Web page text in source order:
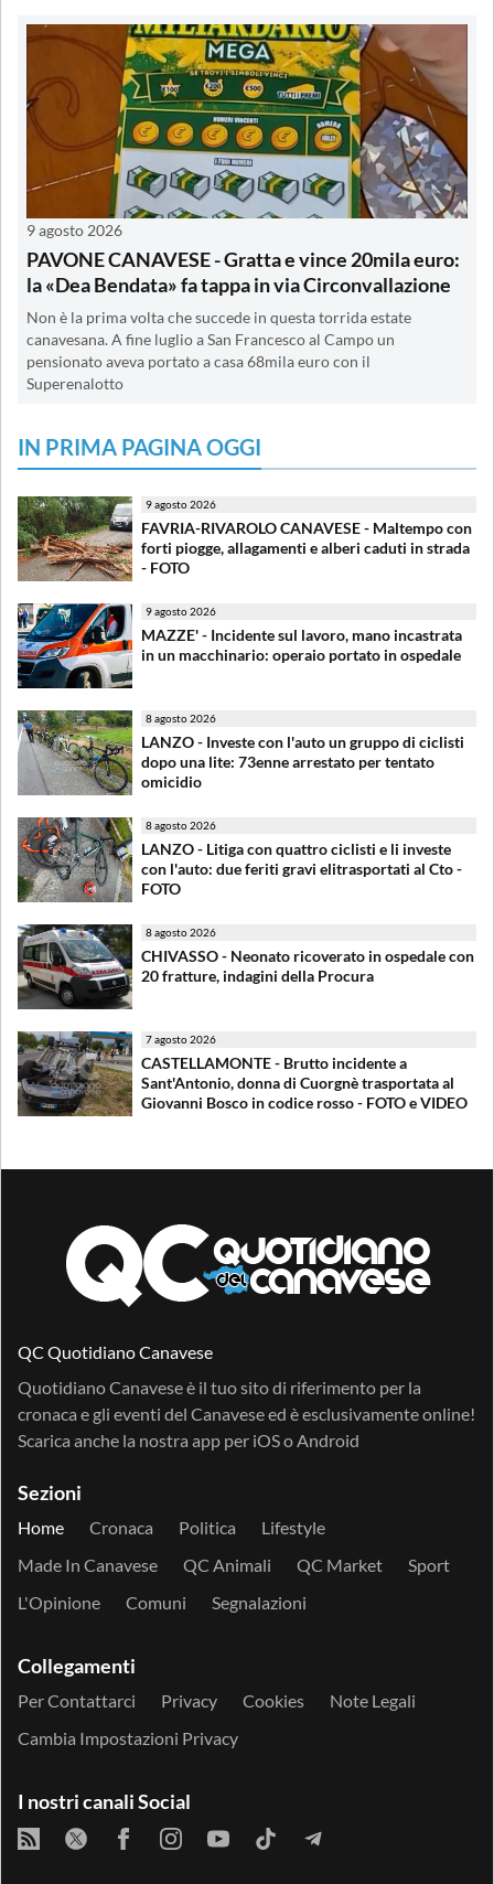
9 agosto 2026
PAVONE CANAVESE - Gratta e vince 20mila euro:
la «Dea Bendata» fa tappa in via Circonvallazione
Non è la prima volta che succede in questa torrida estate
canavesana. A fine luglio a San Francesco al Campo un
pensionato aveva portato a casa 68mila euro con il
Superenalotto
IN PRIMA PAGINA OGGI
9 agosto 2026
FAVRIA-RIVAROLO CANAVESE - Maltempo con
forti piogge, allagamenti e alberi caduti in strada
- FOTO
9 agosto 2026
MAZZE' - Incidente sul lavoro, mano incastrata
in un macchinario: operaio portato in ospedale
8 agosto 2026
LANZO - Investe con l'auto un gruppo di ciclisti
dopo una lite: 73enne arrestato per tentato
omicidio
8 agosto 2026
LANZO - Litiga con quattro ciclisti e li investe
con l'auto: due feriti gravi elitrasportati al Cto -
FOTO
8 agosto 2026
CHIVASSO - Neonato ricoverato in ospedale con
20 fratture, indagini della Procura
7 agosto 2026
CASTELLAMONTE - Brutto incidente a
Sant'Antonio, donna di Cuorgnè trasportata al
Giovanni Bosco in codice rosso - FOTO e VIDEO
QC Quotidiano Canavese
Quotidiano Canavese è il tuo sito di riferimento per la
cronaca e gli eventi del Canavese ed è esclusivamente online!
Scarica anche la nostra app per iOSo Android
Sezioni
Home Cronaca Politica
Lifestyle
Made In Canavese
QC Animali QC Market
Sport
L'Opinione
Comuni Segnalazioni
Collegamenti
Per Contattarci Privacy Cookies
Note Legali
Cambia Impostazioni Privacy
I nostri canali Social